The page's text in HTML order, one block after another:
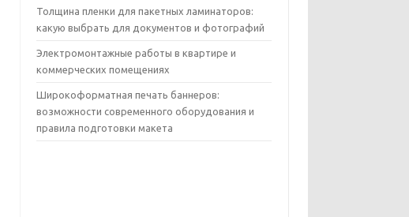
Толщина пленки для пакетных ламинаторов:
какую выбрать для документов и фотографий
Электромонтажные работы в квартире и
коммерческих помещениях
Широкоформатная печать баннеров:
возможности современного оборудования и
правила подготовки макета